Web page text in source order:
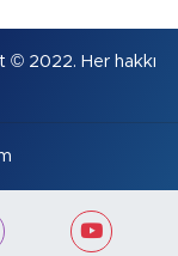
© 2022. Her hakkı